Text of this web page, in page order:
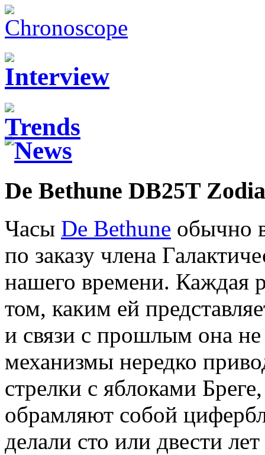
De Bethune DB25T
Часы De Bethune обычно
по заказу члена
нашего времени. Каждая
том, каким ей
и связи с прошлым она не
механизмы нередко
стрелки с яблоками
обрамляют собой
делали сто или двести лет